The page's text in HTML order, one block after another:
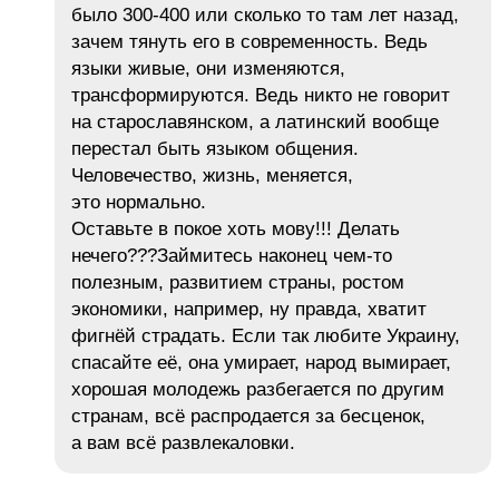
было 300-400 или сколько то там лет назад,
зачем тянуть его в современность. Ведь
языки живые, они изменяются,
трансформируются. Ведь никто не говорит
на старославянском, а латинский вообще
перестал быть языком общения.
Человечество, жизнь, меняется,
это нормально.
Оставьте в покое хоть мову!!! Делать
нечего???Займитесь наконец чем-то
полезным, развитием страны, ростом
экономики, например, ну правда, хватит
фигнёй страдать. Если так любите Украину,
спасайте её, она умирает, народ вымирает,
хорошая молодежь разбегается по другим
странам, всё распродается за бесценок,
а вам всё развлекаловки.